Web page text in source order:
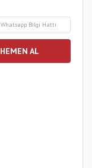
Whatsapp Bilgi Hattı
HEMEN AL